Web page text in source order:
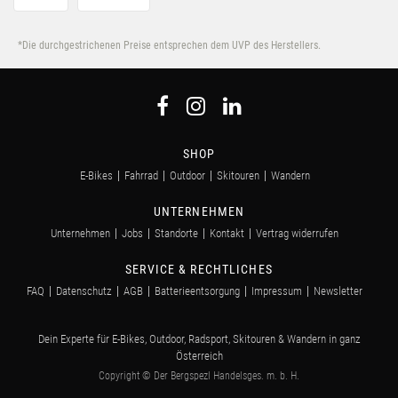
*Die durchgestrichenen Preise entsprechen dem UVP des Herstellers.
SHOP
E-Bikes Fahrrad Outdoor Skitouren Wandern
UNTERNEHMEN
Unternehmen Jobs Standorte Kontakt Vertrag widerrufen
SERVICE & RECHTLICHES
FAQ Datenschutz AGB Batterieentsorgung Impressum Newsletter
Dein Experte für E-Bikes, Outdoor, Radsport, Skitouren & Wandern in ganz
Österreich
Copyright © Der Bergspezl Handelsges. m. b. H.